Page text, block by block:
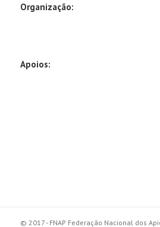
Organização:
Apoios:
© 2017 - FNAP Federação Nacional dos